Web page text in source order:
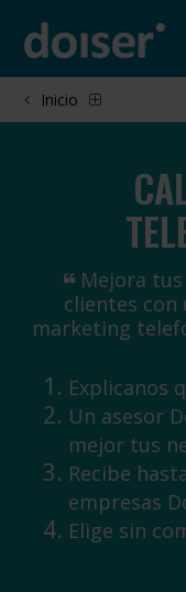
Inicio
Mejora tus
clientes con
marketing
Explicanos
Un asesor
mejor tus
Recibe
empresas
Elige sin